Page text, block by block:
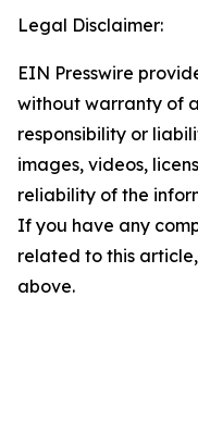
Legal Disclaimer:
EIN Presswire
without warranty of
responsibility or
images, videos,
reliability of the
If you have any
related to this
above.